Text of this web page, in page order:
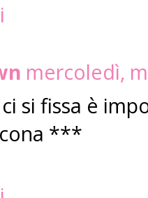
mercoledì,
si fissa è
***